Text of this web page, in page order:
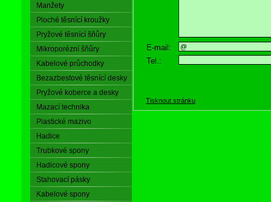
Manžety
Ploché těsnící kroužky
Pryžové těsnící šňůry
Mikroporézní šňůry
Kabelové průchodky
Bezazbestové těsnící desky
Pryžové koberce a desky
Mazací technika
Plastické mazivo
Hadice
Trubkové spony
Hadicové spony
Stahovací pásky
Kabelové spony
E-mail:
Tel.:
Tisknout stránku